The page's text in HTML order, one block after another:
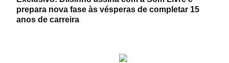
prepara nova fase às vésperas de completar 15
anos de carreira